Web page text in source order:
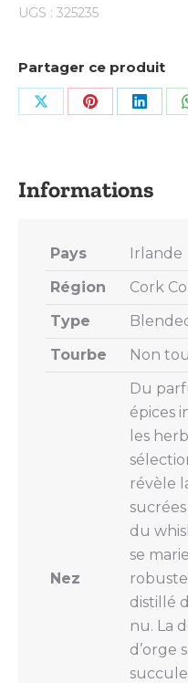
UGS : 325235
Partager ce produit
Share Share Share
Pays
Irlande
Région
Cork
Type
Tourbe
Non
Nez
Du
épices
les
révèle
du
se
distillé
nu. La
d’orge